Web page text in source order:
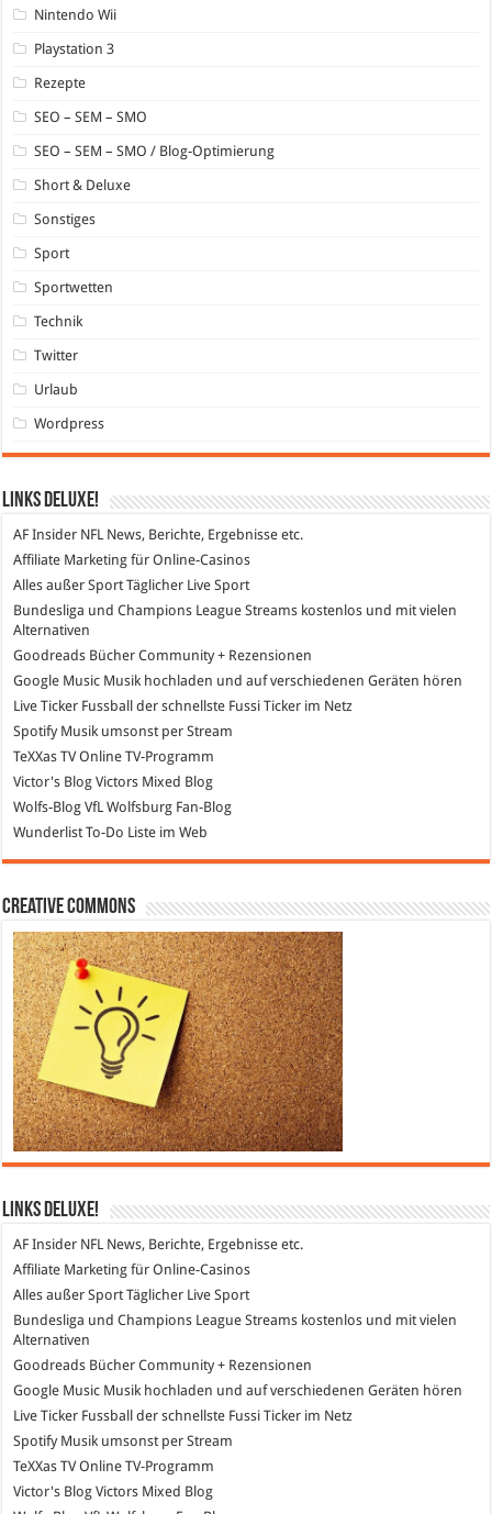
Nintendo Wii
Playstation 3
Rezepte
SEO – SEM – SMO
SEO – SEM – SMO / Blog-Optimierung
Short & Deluxe
Sonstiges
Sport
Sportwetten
Technik
Twitter
Urlaub
Wordpress
Links DeLuXe!
AF Insider NFL News, Berichte, Ergebnisse etc.
Affiliate Marketing für Online-Casinos
Alles außer Sport Täglicher Live Sport
Bundesliga und Champions League Streams kostenlos und mit vielen
Alternativen
Goodreads Bücher Community + Rezensionen
Google Music Musik hochladen und auf verschiedenen Geräten hören
Live Ticker Fussball
der schnellste Fussi Ticker im Netz
SpotifyMusik umsonst per Stream
TeXXas TVOnline TV-Programm
Victor's Blog Victors Mixed Blog
Wolfs-Blog VfL Wolfsburg Fan-Blog
Wunderlist To-Do Liste im Web
Creative Commons
Links DeLuXe!
AF Insider NFL News, Berichte, Ergebnisse etc.
Affiliate Marketing für Online-Casinos
Alles außer Sport Täglicher Live Sport
Bundesliga und Champions League Streams kostenlos und mit vielen
Alternativen
Goodreads Bücher Community + Rezensionen
Google Music Musik hochladen und auf verschiedenen Geräten hören
Live Ticker Fussball der schnellste Fussi Ticker im Netz
SpotifyMusik umsonst per Stream
TeXXas TVOnline TV-Programm
Victor's Blog Victors Mixed Blog